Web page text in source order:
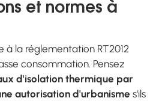
et normes à
à la réglementation RT2012
consommation. Pensez
d'isolation thermique par
autorisation d'urbanisme s'ils